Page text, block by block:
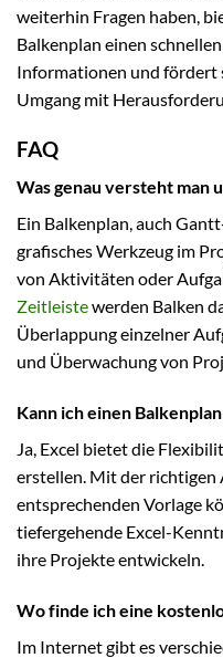
weiterhin Fragen haben,
Balkenplan einen
Informationen und fördert
Umgang mit
FAQ
Was genau versteht man
Ein Balkenplan, auch
grafisches Werkzeug im
von Aktivitäten oder
Zeitleistewerden Balken
Überlappung einzelner
und Überwachung von
Kann ich einen
Ja, Excel bietet die
erstellen. Mit der richtigen
entsprechenden Vorlage
tiefergehende Excel-
ihre Projekte entwickeln.
Wo finde ich eine
Im Internet gibt es